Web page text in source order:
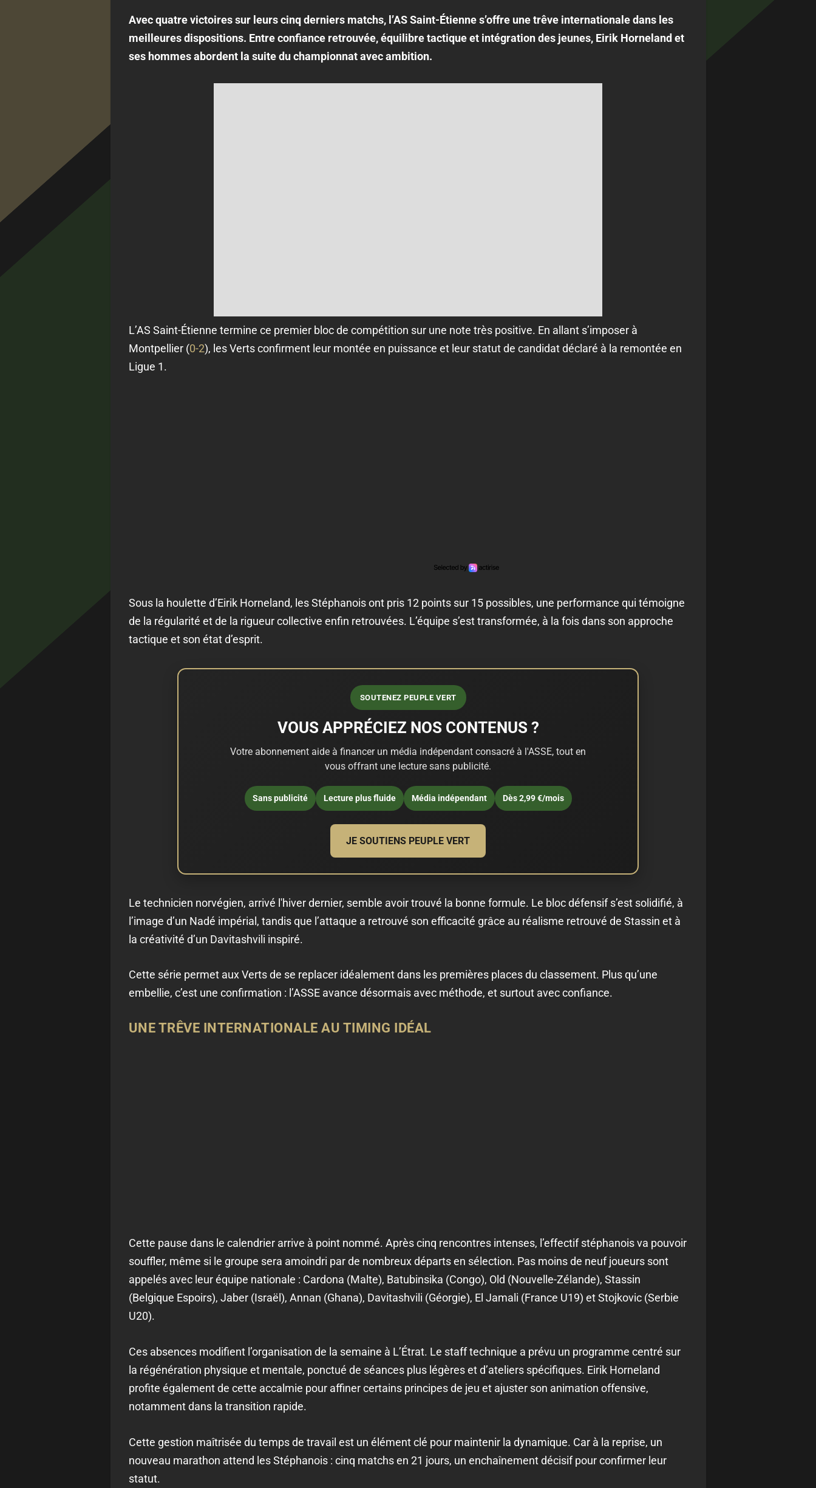
Avec quatre victoires sur leurs cinq derniers matchs, l’AS Saint-Étienne s’offre une trêve internationale dans les
meilleures dispositions. Entre confiance retrouvée, équilibre tactique et intégration des jeunes, Eirik Horneland et
ses hommes abordent la suite du championnat avec ambition.
L’AS Saint-Étienne termine ce premier bloc de compétition sur une note très positive. En allant s’imposer à
Montpellier (0-2), les Verts confirment leur montée en puissance et leur statut de candidat déclaré à la remontée en
Ligue 1.
Sous la houlette d’Eirik Horneland, les Stéphanois ont pris 12 points sur 15 possibles, une performance qui témoigne
de la régularité et de la rigueur collective enfin retrouvées. L’équipe s’est transformée, à la fois dans son approche
tactique et son état d’esprit.
SOUTENEZ PEUPLE VERT
VOUS APPRÉCIEZ NOS CONTENUS ?
Votre abonnement aide à financer un média indépendant consacré à l'ASSE, tout en
vous offrant une lecture sans publicité.
Sans publicité Lecture plus fluide Média indépendant Dès 2,99 €/mois
JE SOUTIENS PEUPLE VERT
Le technicien norvégien, arrivé l'hiver dernier, semble avoir trouvé la bonne formule. Le bloc défensif s’est solidifié, à
l’image d’un Nadé impérial, tandis que l’attaque a retrouvé son efficacité grâce au réalisme retrouvé de Stassin et à
la créativité d’un Davitashvili inspiré.
Cette série permet aux Verts de se replacer idéalement dans les premières places du classement. Plus qu’une
embellie, c’est une confirmation : l’ASSE avance désormais avec méthode, et surtout avec confiance.
UNE TRÊVE INTERNATIONALE AU TIMING IDÉAL
Cette pause dans le calendrier arrive à point nommé. Après cinq rencontres intenses, l’effectif stéphanois va pouvoir
souffler, même si le groupe sera amoindri par de nombreux départs en sélection. Pas moins de neuf joueurs sont
appelés avec leur équipe nationale : Cardona (Malte), Batubinsika (Congo), Old (Nouvelle-Zélande), Stassin
(Belgique Espoirs), Jaber (Israël), Annan (Ghana), Davitashvili (Géorgie), El Jamali (France U19) et Stojkovic (Serbie
U20).
Ces absences modifient l’organisation de la semaine à L’Étrat. Le staff technique a prévu un programme centré sur
la régénération physique et mentale, ponctué de séances plus légères et d’ateliers spécifiques. Eirik Horneland
profite également de cette accalmie pour affiner certains principes de jeu et ajuster son animation offensive,
notamment dans la transition rapide.
Cette gestion maîtrisée du temps de travail est un élément clé pour maintenir la dynamique. Car à la reprise, un
nouveau marathon attend les Stéphanois : cinq matchs en 21 jours, un enchaînement décisif pour confirmer leur
statut.